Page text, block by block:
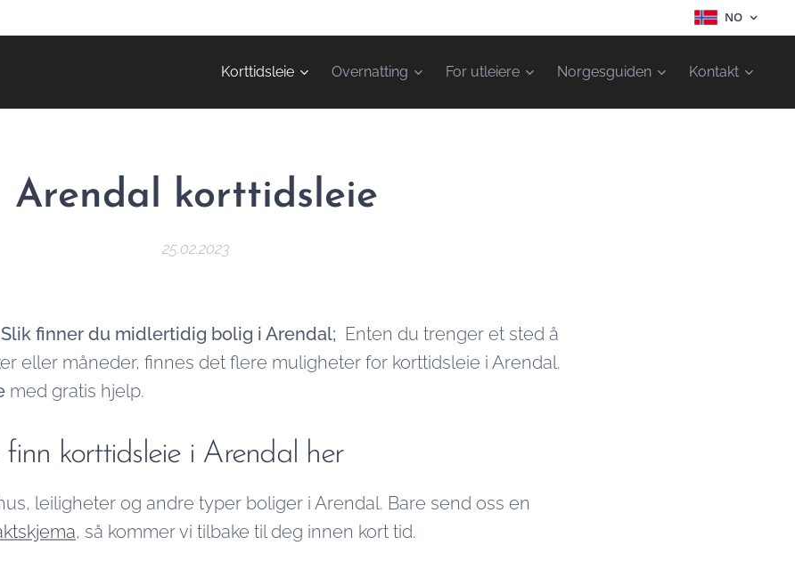
NO
Korttidsleie Overnatting For utleiere Norgesguiden Kontakt
Arendal korttidsleie
25.02.2023
finner du midlertidig bolig i Arendal; Enten du trenger et sted å
eller måneder, finnes det flere muligheter for korttidsleie i Arendal.
med gratis hjelp.
finn korttidsleie i Arendal her
leiligheter og andre typer boliger i Arendal. Bare send oss en
, så kommer vi tilbake til deg innen kort tid.